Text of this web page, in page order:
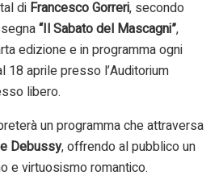
di Francesco Gorreri, secondo
“Il Sabato del Mascagni”,
edizione e in programma ogni
18 aprile presso l’Auditorium
libero.
un programma che attraversa
Debussy, offrendo al pubblico un
e virtuosismo romantico.